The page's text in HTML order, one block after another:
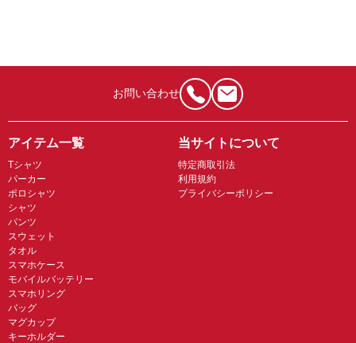
お問い合わせ
アイテム一覧
Tシャツ
パーカー
ポロシャツ
シャツ
パンツ
スウェット
タオル
スマホケース
モバイルバッテリー
スマホリング
バッグ
マグカップ
キーホルダー
当サイトについて
特定商取引法
利用規約
プライバシーポリシー